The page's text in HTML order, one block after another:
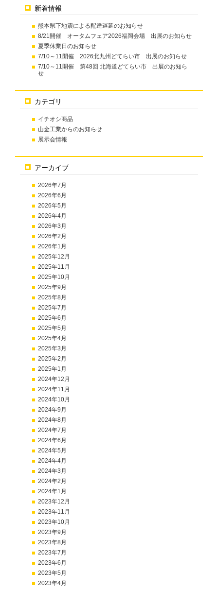
新着情報
熊本県下地震による配達遅延のお知らせ
8/21開催 オータムフェア2026福岡会場 出展のお知らせ
夏季休業日のお知らせ
7/10～11開催 2026北九州どてらい市 出展のお知らせ
7/10～11開催 第48回 北海道どてらい市 出展のお知ら
せ
カテゴリ
イチオシ商品
山金工業からのお知らせ
展示会情報
アーカイブ
2026年7月
2026年6月
2026年5月
2026年4月
2026年3月
2026年2月
2026年1月
2025年12月
2025年11月
2025年10月
2025年9月
2025年8月
2025年7月
2025年6月
2025年5月
2025年4月
2025年3月
2025年2月
2025年1月
2024年12月
2024年11月
2024年10月
2024年9月
2024年8月
2024年7月
2024年6月
2024年5月
2024年4月
2024年3月
2024年2月
2024年1月
2023年12月
2023年11月
2023年10月
2023年9月
2023年8月
2023年7月
2023年6月
2023年5月
2023年4月